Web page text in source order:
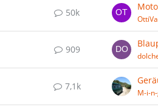
50k
909
7,1k
M-i-